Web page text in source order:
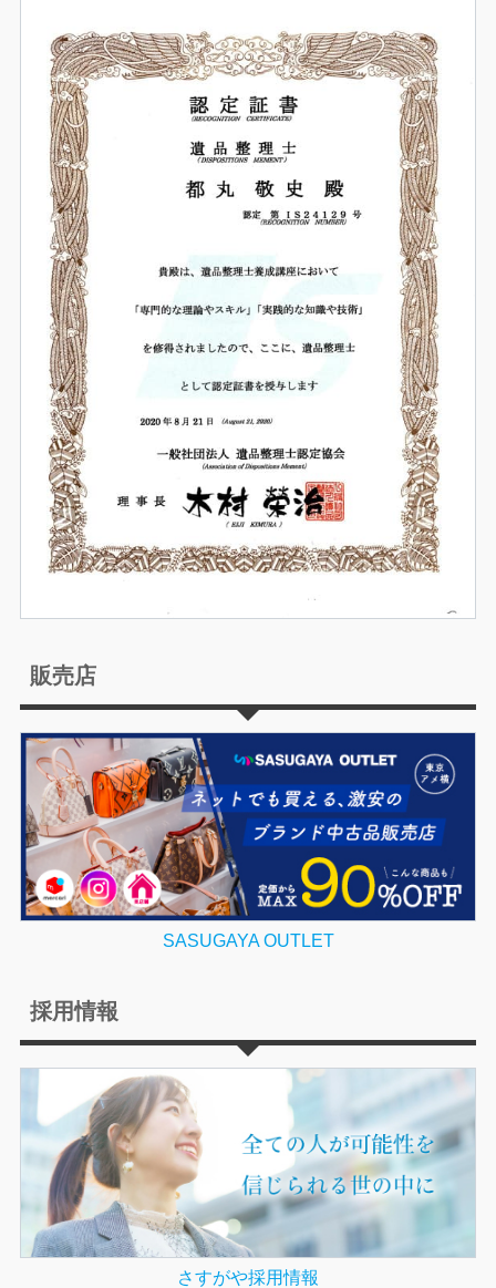
販売店
SASUGAYA OUTLET
採用情報
さすがや採用情報